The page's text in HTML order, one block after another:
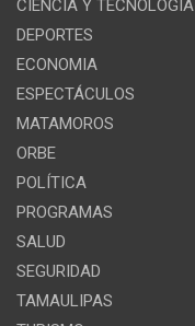
CIENCIA Y TECNOLOGÍA
DEPORTES
ECONOMIA
ESPECTÁCULOS
MATAMOROS
ORBE
POLÍTICA
PROGRAMAS
SALUD
SEGURIDAD
TAMAULIPAS